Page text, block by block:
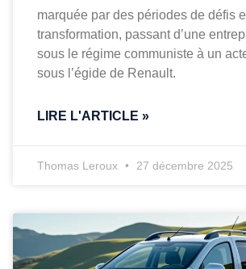
marquée par des périodes de défis
transformation, passant d’une
sous le régime communiste à un
sous l’égide de Renault.
LIRE L'ARTICLE »
Thomas Leroux 27 décembre 2025